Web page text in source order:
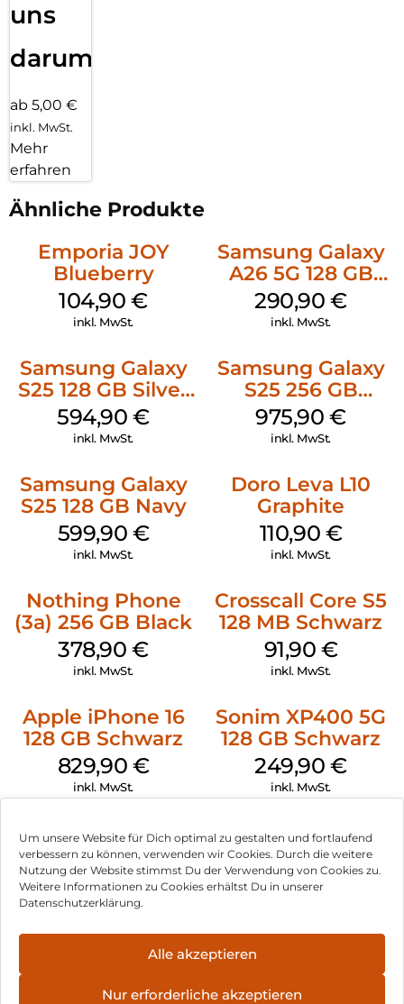
Um unsere Website für Dich optimal zu gestalten und fortlaufend
verbessern zu können, verwenden wir Cookies. Durch die weitere
Nutzung der Website stimmst Du der Verwendung von Cookies zu.
Weitere Informationen zu Cookies erhältst Du in unserer
Datenschutzerklärung.
Alle akzeptieren
Nur erforderliche akzeptieren
uns
darum!
ab 5,00 €
inkl. MwSt.
Mehr
erfahren
Ähnliche Produkte
Emporia JOY
Blueberry
104,90€
inkl. MwSt.
Samsung Galaxy
A26 5G 128 GB
White
290,90€
inkl. MwSt.
Samsung Galaxy
S25 128 GB Silver
Shadow
594,90€
inkl. MwSt.
Samsung Galaxy
S25 256 GB
Icyblue
975,90€
inkl. MwSt.
Samsung Galaxy
S25 128 GB Navy
599,90 €
inkl. MwSt.
Doro Leva L10
Graphite
110,90 €
inkl. MwSt.
Nothing Phone
(3a) 256 GB Black
378,90€
inkl. MwSt.
Crosscall Core S5
128 MB Schwarz
91,90 €
inkl. MwSt.
Apple iPhone 16
128 GB Schwarz
829,90 €
inkl. MwSt.
Sonim XP400 5G
128 GB Schwarz
249,90€
inkl. MwSt.
Impressum